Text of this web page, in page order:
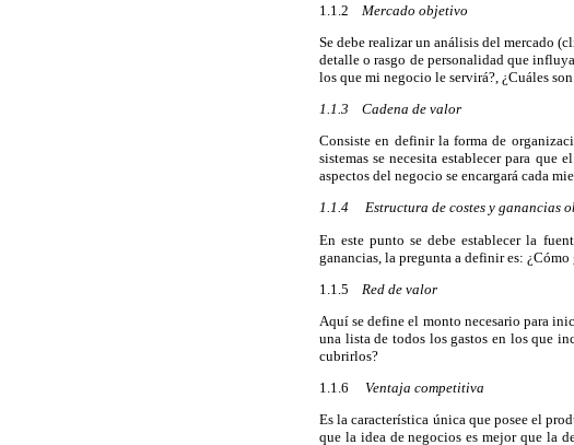
1.1.2 Mercado objetivo
Se debe realizar un análisis del mercado
detalle o rasgo de personalidad que
los que mi negocio le servirá?, ¿Cuáles
1.1.3 Cadena de valor
Consiste en definir la forma de
sistemas se necesita establecer para que
aspectos del negocio se encargará cada
1.1.4 Estructura de costes y ganancias
En este punto se debe establecer la
ganancias, la pregunta a definir es:
1.1.5 Red de valor
Aquí se define el monto necesario para
una lista de todos los gastos en los que
cubrirlos?
1.1.6 Ventaja competitiva
Es la característica única que posee el
que la idea de negocios es mejor que la